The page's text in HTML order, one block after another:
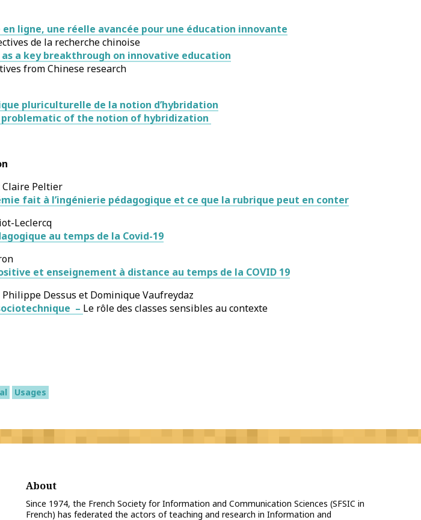
en ligne, une réelle avancée pour une éducation innovante
de la recherche chinoise
a key breakthrough on innovative education
from Chinese research
pluriculturelle de la notion d’hybridation
of the notion of hybridization
Claire Peltier
fait à l’ingénierie pédagogique et ce que la rubrique peut en conter
Leclercq
au temps de la Covid-19
et enseignement à distance au temps de la COVID 19
Dessus et Dominique Vaufreydaz
– Le rôle des classes sensibles au contexte
Usages
About
Since 1974, the French Society for Information and Communication Sciences (SFSIC in
French) has federated the actors of teaching and research in Information and